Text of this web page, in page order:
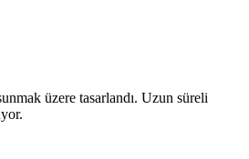
üzere tasarlandı. Uzun süreli